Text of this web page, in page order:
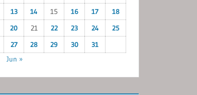
13 14 15 16 17
18
20 21 22 23 24
25
27 28 29 30
31
Jun »